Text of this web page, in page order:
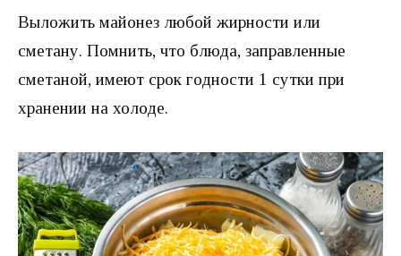
Выложить майонез любой жирности или
сметану. Помнить, что блюда, заправленные
сметаной, имеют срок годности 1 сутки при
хранении на холоде.